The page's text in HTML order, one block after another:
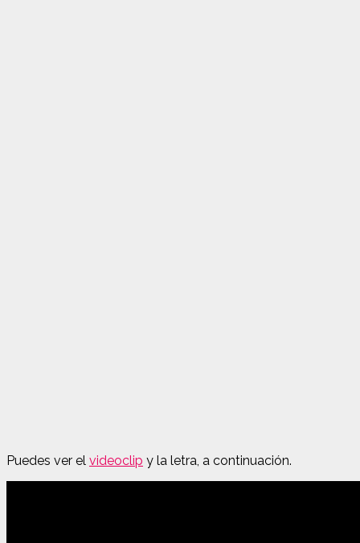
Puedes ver el videoclip y la letra, a continuación.